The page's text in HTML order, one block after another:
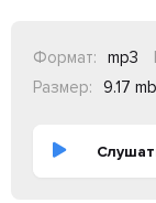
Формат: mp3
Размер:
9.17 mb